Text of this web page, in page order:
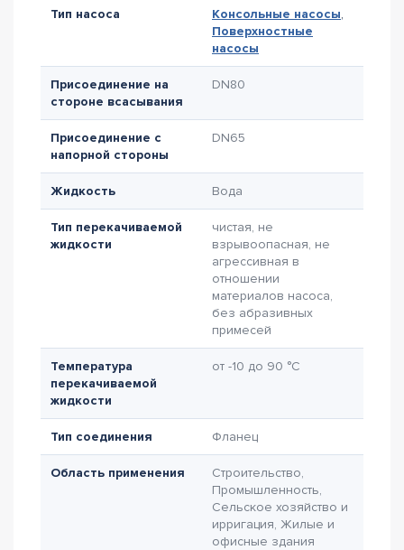
Тип насоса Консольные насосы,
Поверхностные
насосы
Присоединение на
стороне всасывания
DN80
Присоединение с
напорной стороны
DN65
Жидкость Вода
Тип перекачиваемой
жидкости
чистая, не
взрывоопасная, не
агрессивная в
отношении
материалов насоса,
без абразивных
примесей
Температура
перекачиваемой
жидкости
от -10 до 90 °C
Тип соединения Фланец
Область применения
Строительство,
Промышленность,
Сельское хозяйство и
ирригация, Жилые и
офисные здания